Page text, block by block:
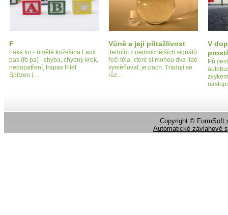
F
Fake fur - umělé kožešina Faux
pas (fó pa) - chyba, chybný krok,
nedopatření, trapas Filet
Spitzen (…
Vůně a její přitažlivost
Jedním z nejmocnějších signálů
řečí těla, které si mohou dva lidé
vyměňovat, je pach. Tradují se
růz…
V
Při
Copyright © FormSoft
Automatické závlahové